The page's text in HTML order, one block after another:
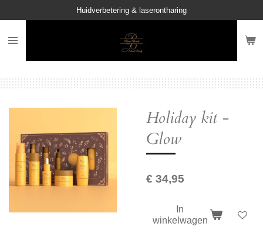
naar
hoofdinhoud
Huidverbetering & laserontharing
Holiday kit -
Glow
€ 34,95
In
winkelwagen